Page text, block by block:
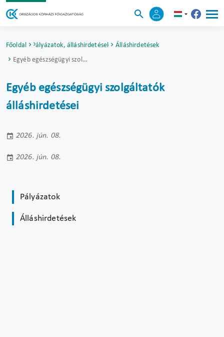
Főoldal Pályázatok, álláshirdetések
Álláshirdetések
Egyéb egészségügyi szolgáltatók álláshirdetései
Egyéb egészségügyi szolgáltatók
álláshirdetései
2026. jún. 08.
2026. jún. 08.
Pályázatok
Álláshirdetések